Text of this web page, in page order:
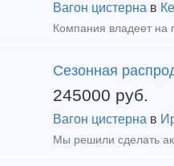
Вагон цистерна в
Сезонная
245000 руб.
Вагон цистерна в